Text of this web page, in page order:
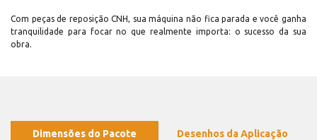
Com peças de reposição CNH, sua máquina não fica parada e você ganha
tranquilidade para focar no que realmente importa: o sucesso da sua
obra.
Dimensões do Pacote Desenhos da Aplicação